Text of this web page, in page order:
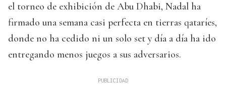
el torneo de exhibición de Abu Dhabi, Nadal ha
firmado una semana casi perfecta en tierras qataríes,
donde no ha cedido ni un solo set y día a día ha ido
entregando menos juegos a sus adversarios.